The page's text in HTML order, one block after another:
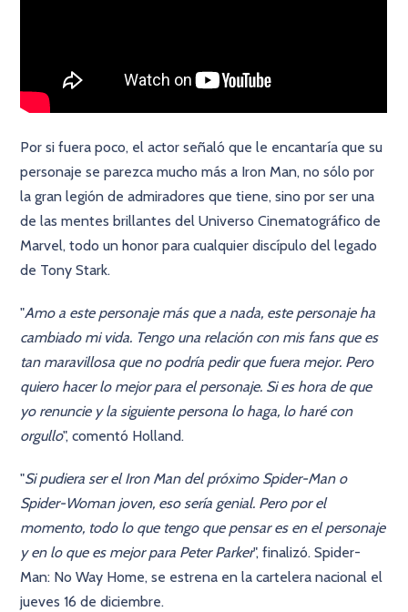
Por si fuera poco, el actor señaló que le encantaría que su
personaje se parezca mucho más a Iron Man, no sólo por
la gran legión de admiradores que tiene, sino por ser una
de las mentes brillantes del Universo Cinematográfico de
Marvel, todo un honor para cualquier discípulo del legado
de Tony Stark.
"Amo a este personaje más que a nada, este personaje ha
cambiado mi vida. Tengo una relación con mis fans que es
tan maravillosa que no podría pedir que fuera mejor. Pero
quiero hacer lo mejor para el personaje. Si es hora de que
yo renuncie y la siguiente persona lo haga, lo haré con
orgullo", comentó Holland.
"Si pudiera ser el Iron Man del próximo Spider-Man o
Spider-Woman joven, eso sería genial. Pero por el
momento, todo lo que tengo que pensar es en el personaje
y en lo que es mejor para Peter Parker", finalizó. Spider-
Man: No Way Home, se estrena en la cartelera nacional el
jueves 16 de diciembre.